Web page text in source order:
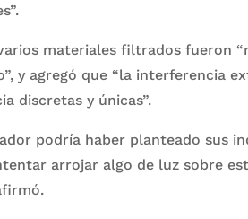
materiales filtrados fueron
y agregó que “la interferencia
discretas y únicas”.
podría haber planteado sus
arrojar algo de luz sobre